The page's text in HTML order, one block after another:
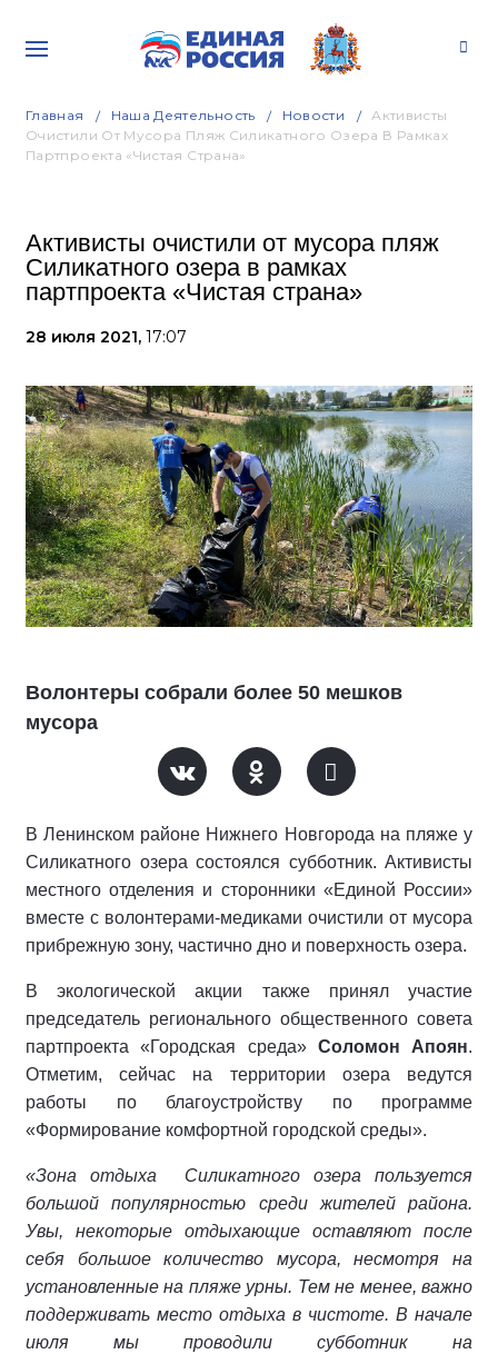
Главная Наша Деятельность Новости
Активисты
Очистили От Мусора Пляж Силикатного Озера В Рамках
Партпроекта «Чистая Страна»
Активисты очистили от мусора пляж
Силикатного озера в рамках
партпроекта «Чистая страна»
28 июля 2021, 17:07
Волонтеры собрали более 50 мешков
мусора
В Ленинском районе Нижнего Новгорода на пляже у
Силикатного озера состоялся субботник. Активисты
местного отделения и сторонники «Единой России»
вместе с волонтерами-медиками очистили от мусора
прибрежную зону, частично дно и поверхность озера.
В экологической акции также принял участие
председатель регионального общественного совета
партпроекта «Городская среда» Соломон Апоян.
Отметим, сейчас на территории озера ведутся
работы по благоустройству по программе
«Формирование комфортной городской среды».
«Зона отдыха
Силикатного озера пользуется
большой популярностью среди жителей района.
Увы, некоторые отдыхающие оставляют после
себя большое количество мусора, несмотря на
установленные на пляже урны. Тем не менее, важно
поддерживать место отдыха в чистоте. В начале
июля мы проводили субботник на